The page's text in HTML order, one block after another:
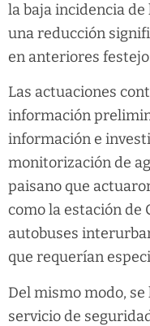
la baja incidencia
una reducción
en anteriores
Las actuaciones
información
información e
monitorización de
paisano que
como la estación de
autobuses
que requerían
Del mismo modo,
servicio de